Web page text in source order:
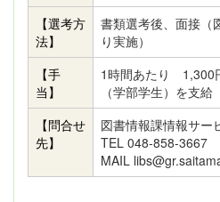
【選考方
法】
書類選考後、面接（
り実施）
【手
当】
1時間あたり 1,300
（学部学生）を支給
【問合せ
先】
図書情報課情報サー
TEL 048-858-3667
MAIL